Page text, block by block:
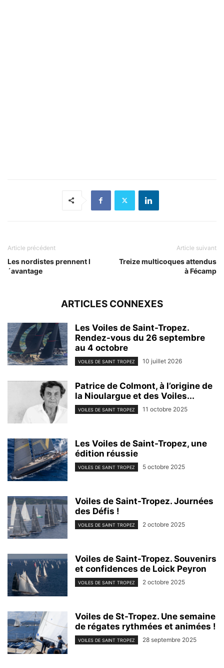
Article précédent
Les nordistes prennent l
´avantage
Article suivant
Treize multicoques attendus
à Fécamp
ARTICLES CONNEXES
Les Voiles de Saint-Tropez.
Rendez-vous du 26 septembre
au 4 octobre
VOILES DE SAINT TROPEZ 10 juillet 2026
Patrice de Colmont, à l’origine de
la Nioulargue et des Voiles...
VOILES DE SAINT TROPEZ 11 octobre 2025
Les Voiles de Saint-Tropez, une
édition réussie
VOILES DE SAINT TROPEZ 5 octobre 2025
Voiles de Saint-Tropez. Journées
des Défis !
VOILES DE SAINT TROPEZ 2 octobre 2025
Voiles de Saint-Tropez. Souvenirs
et confidences de Loick Peyron
VOILES DE SAINT TROPEZ 2 octobre 2025
Voiles de St-Tropez. Une semaine
de régates rythmées et animées !
VOILES DE SAINT TROPEZ 28 septembre 2025